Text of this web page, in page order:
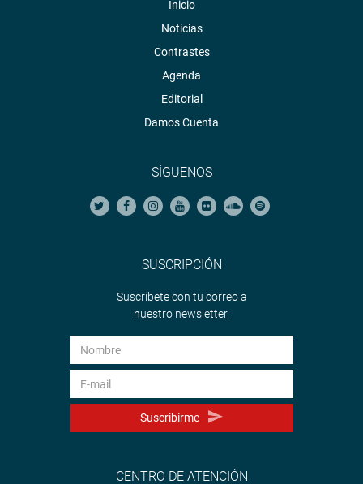
Inicio
Noticias
Contrastes
Agenda
Editorial
Damos Cuenta
SÍGUENOS
SUSCRIPCIÓN
Suscríbete con tu correo a
nuestro newsletter.
Suscribirme
CENTRO DE ATENCIÓN